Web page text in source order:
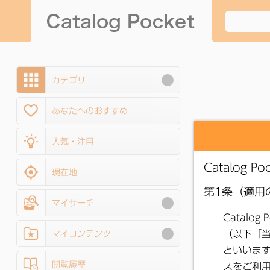
カテゴリ
あなたへのおすすめ
人気・注目
現在地
マイサーチ
マイコンテンツ
閲覧履歴